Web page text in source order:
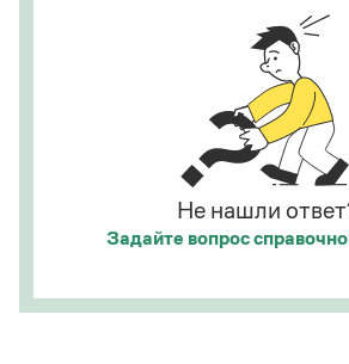
Учебник Грамоты
Правила русского языка: от азов до
Скороговорки
Не нашли
Задайте вопрос